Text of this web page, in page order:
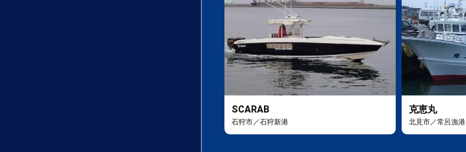
SCARAB
石狩市／石狩新港
克恵丸
北見市／常呂漁港